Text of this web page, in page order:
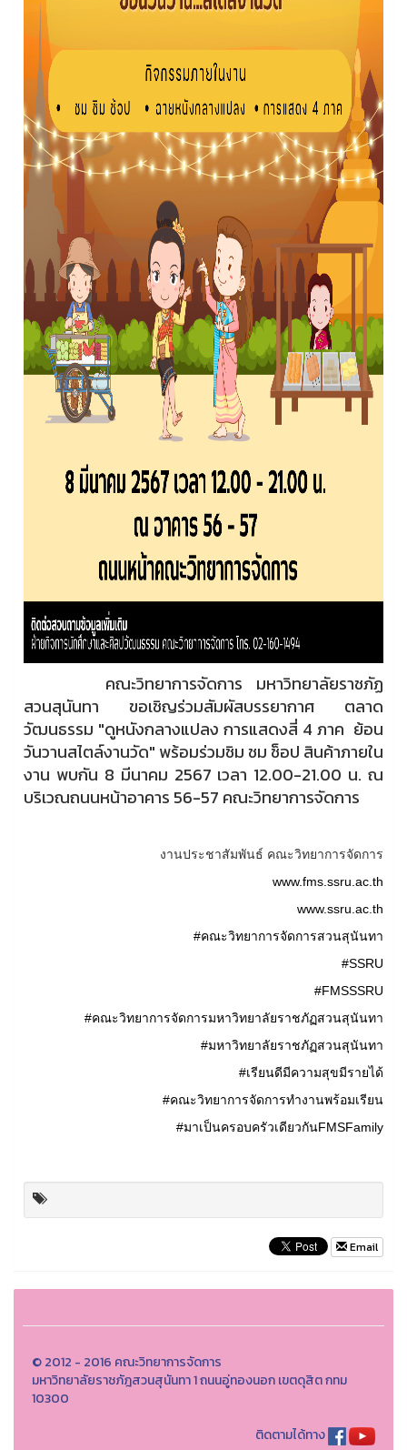
คณะวิทยาการจัดการ มหาวิทยาลัยราชภัฏ
สวนสุนันทา ขอเชิญร่วมสัมผัสบรรยากาศ ตลาด
วัฒนธรรม "ดูหนังกลางแปลง การแสดงสี่ 4 ภาค ย้อน
วันวานสไตล์งานวัด" พร้อมร่วมชิม ชม ช็อป สินค้าภายใน
งาน พบกัน 8 มีนาคม 2567 เวลา 12.00-21.00 น. ณ
บริเวณถนนหน้าอาคาร 56-57 คณะวิทยาการจัดการ
งานประชาสัมพันธ์ คณะวิทยาการจัดการ
www.fms.ssru.ac.th
www.ssru.ac.th
#คณะวิทยาการจัดการสวนสุนันทา
#SSRU
#FMSSSRU
#คณะวิทยาการจัดการมหาวิทยาลัยราชภัฏสวนสุนันทา
#มหาวิทยาลัยราชภัฏสวนสุนันทา
#เรียนดีมีความสุขมีรายได้
#คณะวิทยาการจัดการทำงานพร้อมเรียน
#มาเป็นครอบครัวเดียวกันFMSFamily
Email
© 2012 - 2016 คณะวิทยาการจัดการ
มหาวิทยาลัยราชภัฎสวนสุนันทา 1 ถนนอู่ทองนอก เขตดุสิต กทม
10300
ติดตามได้ทาง